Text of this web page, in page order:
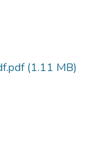
(1.11 MB)